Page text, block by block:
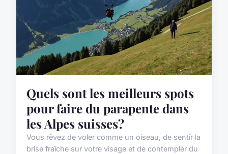
Quels sont les meilleurs spots
pour faire du parapente dans
les Alpes suisses?
Vous rêvez de voler comme un oiseau, de sentir la
brise fraîche sur votre visage et de contempler du